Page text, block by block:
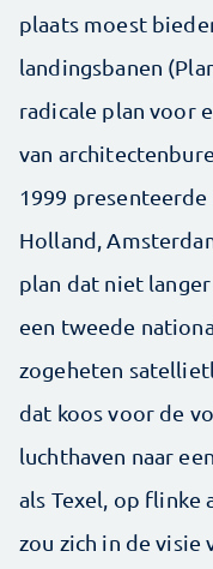
plaats moest
landingsbanen
radicale plan voor
van
1999
Holland,
plan dat niet
een tweede
zogeheten
dat koos voor de
luchthaven naar
als Texel, op flinke
zou zich in de visie